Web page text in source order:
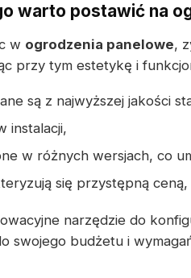
warto postawić na
w ogrodzenia panelowe,
przy tym estetykę i
są z najwyższej jakości
instalacji,
w różnych wersjach, co
się przystępną
narzędzie do
swojego budżetu i